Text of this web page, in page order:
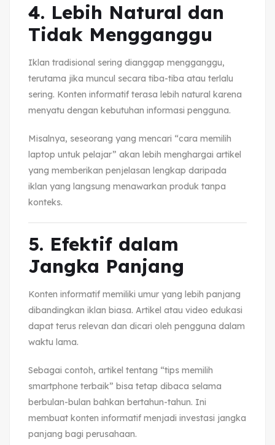
4. Lebih Natural dan
Tidak Mengganggu
Iklan tradisional sering dianggap mengganggu,
terutama jika muncul secara tiba-tiba atau terlalu
sering. Konten informatif terasa lebih natural karena
menyatu dengan kebutuhan informasi pengguna.
Misalnya, seseorang yang mencari “cara memilih
laptop untuk pelajar” akan lebih menghargai artikel
yang memberikan penjelasan lengkap daripada
iklan yang langsung menawarkan produk tanpa
konteks.
5. Efektif dalam
Jangka Panjang
Konten informatif memiliki umur yang lebih panjang
dibandingkan iklan biasa. Artikel atau video edukasi
dapat terus relevan dan dicari oleh pengguna dalam
waktu lama.
Sebagai contoh, artikel tentang “tips memilih
smartphone terbaik” bisa tetap dibaca selama
berbulan-bulan bahkan bertahun-tahun. Ini
membuat konten informatif menjadi investasi jangka
panjang bagi perusahaan.